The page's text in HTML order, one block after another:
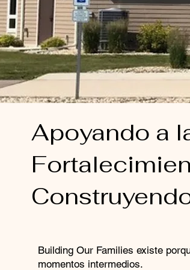
Apoyando a
Building Our Families existe
momentos intermedios.